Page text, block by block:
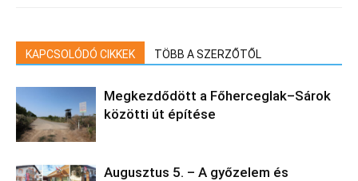
KAPCSOLÓDÓ CIKKEK TÖBB A SZERZŐTŐL
Megkezdődött a Főherceglak–Sárok
közötti út építése
Augusztus 5. – A győzelem és